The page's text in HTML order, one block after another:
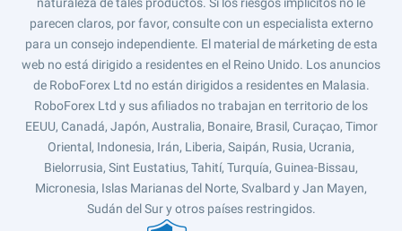
parecen claros, por favor, consulte con un especialista externo
para un consejo independiente. El material de márketing de esta
web no está dirigido a residentes en el Reino Unido. Los anuncios
de RoboForex Ltd no están dirigidos a residentes en Malasia.
RoboForex Ltd y sus afiliados no trabajan en territorio de los
EEUU, Canadá, Japón, Australia, Bonaire, Brasil, Curaçao, Timor
Oriental, Indonesia, Irán, Liberia, Saipán, Rusia, Ucrania,
Bielorrusia, Sint Eustatius, Tahití, Turquía, Guinea-Bissau,
Micronesia, Islas Marianas del Norte, Svalbard y Jan Mayen,
Sudán del Sur y otros países restringidos.